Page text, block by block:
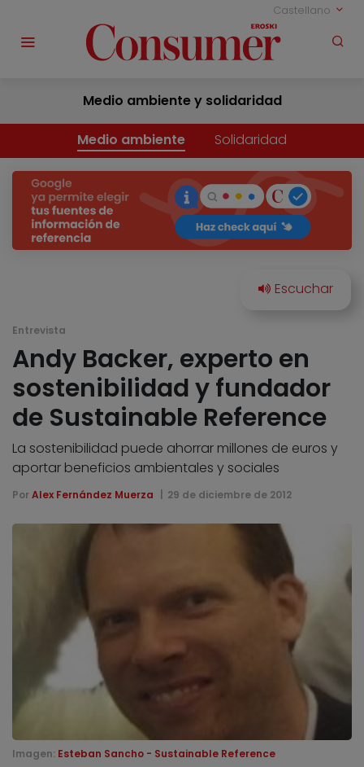
Castellano
Medio ambiente y solidaridad
Medio ambiente Solidaridad
Entrevista
Andy Backer, experto en
sostenibilidad y fundador
de Sustainable Reference
La sostenibilidad puede ahorrar millones de euros y
aportar beneficios ambientales y sociales
Por Alex Fernández Muerza 29 de diciembre de 2012
Imagen: Esteban Sancho - Sustainable Reference